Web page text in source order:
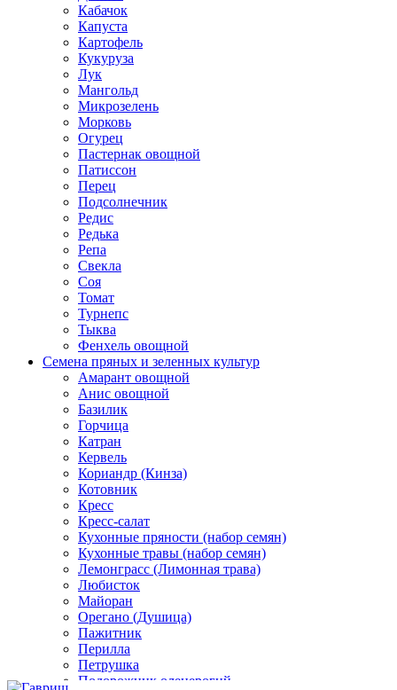
Кабачок
Капуста
Картофель
Кукуруза
Лук
Мангольд
Микрозелень
Морковь
Огурец
Пастернак овощной
Патиссон
Перец
Подсолнечник
Редис
Редька
Репа
Свекла
Соя
Томат
Турнепс
Тыква
Фенхель овощной
Семена пряных и зеленных культур
Амарант овощной
Анис овощной
Базилик
Горчица
Катран
Кервель
Кориандр (Кинза)
Котовник
Кресс
Кресс-салат
Кухонные пряности (набор семян)
Кухонные травы (набор семян)
Лемонграсс (Лимонная трава)
Любисток
Майоран
Орегано (Душица)
Пажитник
Перилла
Петрушка
Подорожник оленерогий